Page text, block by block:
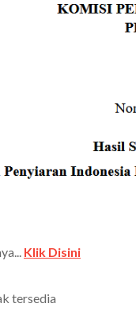
Klik Disini
tersedia